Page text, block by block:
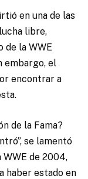
en una de las
libre,
de la WWE
embargo, el
encontrar a
de la Fama?
se lamentó
de 2004,
haber estado en